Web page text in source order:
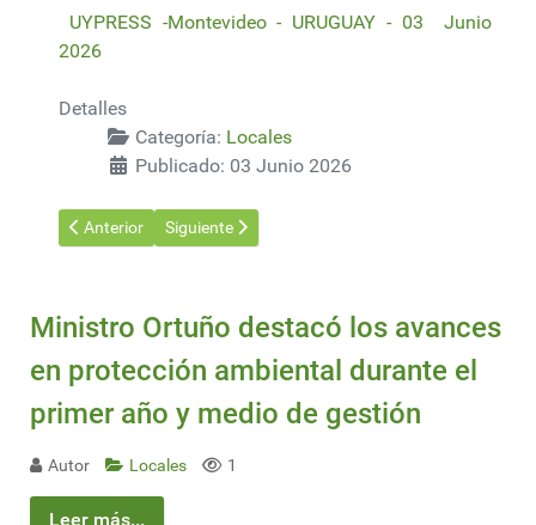
UYPRESS -Montevideo - URUGUAY - 03 Junio
2026
Detalles
Categoría: Locales
Publicado: 03 Junio 2026
Artículo anterior: MEGAL: a la vanguardia en la venta de
Anterior Artículo siguiente: Plan Vale consolida avances y
Siguiente
Ministro Ortuño destacó los avances
en protección ambiental durante el
primer año y medio de gestión
Autor Locales 1
Leer más...